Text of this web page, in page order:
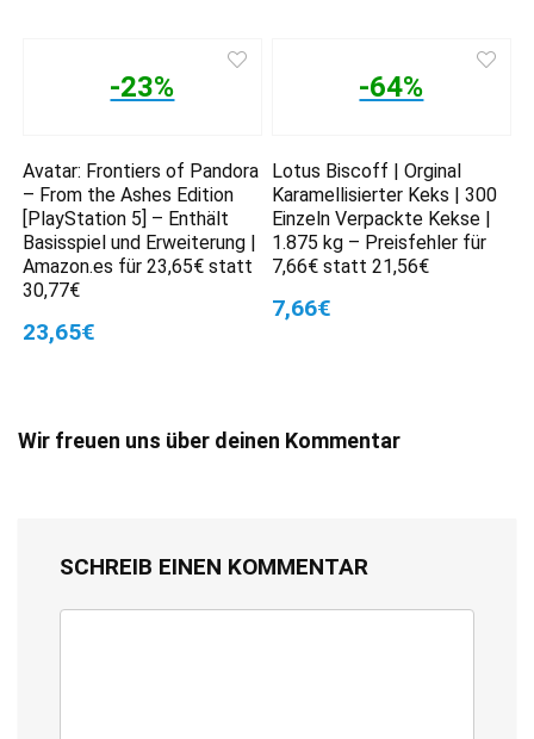
-23%
Avatar: Frontiers of Pandora
– From the Ashes Edition
[PlayStation 5] – Enthält
Basisspiel und Erweiterung |
Amazon.es für 23,65€ statt
30,77€
23,65€
-64%
Lotus Biscoff | Orginal
Karamellisierter Keks | 300
Einzeln Verpackte Kekse |
1.875 kg – Preisfehler für
7,66€ statt 21,56€
7,66€
Wir freuen uns über deinen Kommentar
SCHREIB EINEN KOMMENTAR